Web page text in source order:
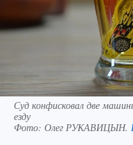
Суд конфисковал две
езду
Фото: Олег РУКАВИЦЫН.